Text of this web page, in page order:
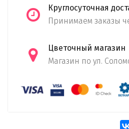
Круглосуточная
Принимаем заказы
Цветочный магазин
Магазин по ул.